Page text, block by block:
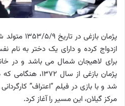
پژمان
ازدواج کرده و دارای یک دختر به نام
پژمان بازغی از
شد و با بازی در فیلم “اعتراف”
مرکز گیلان، این مسیر را آغاز کرد.